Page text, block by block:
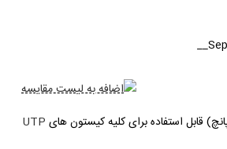
اضافه به لیست مقایسه
قابل استفاده برای کلیه کیستون های